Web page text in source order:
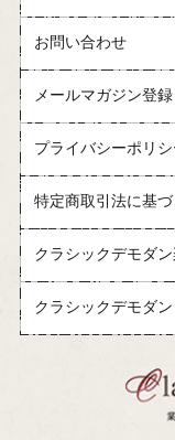
お問い合わせ
メールマガジン登
プライバシーポリシ
特定商取引法に基
クラシックデモダ
クラシックデモダ